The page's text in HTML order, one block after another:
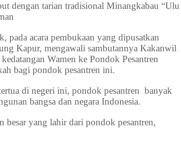
dengan tarian tradisional Minangkabau “Ulu
pada acara pembukaan yang dipusatkan
Kapur, mengawali sambutannya Kakanwil
Wamen ke Pondok Pesantren
bagi pondok pesantren ini.
di negeri ini, pondok pesantren banyak
bangsa dan negara Indonesia.
yang lahir dari pondok pesantren,